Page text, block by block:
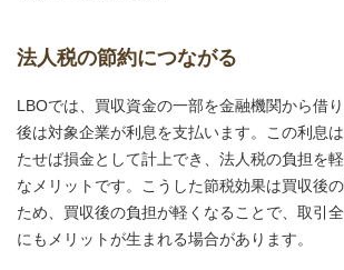
法人税の節約につながる
LBOでは、買収資金の一部を金融機関から借
後は対象企業が利息を支払います。この利息
たせば損金として計上でき、法人税の負担を
なメリットです。こうした節税効果は買収後
ため、買収後の負担が軽くなることで、取引
にもメリットが生まれる場合があります。